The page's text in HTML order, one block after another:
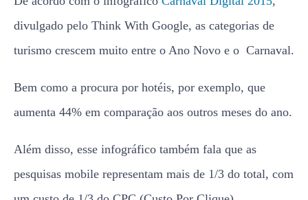
Bem como a procura por hotéis, por exemplo, que
aumenta 44% em comparação aos outros meses do ano.
pesquisas mobile representam mais de 1/3 do total, com
um custo de 1/3 do CPC (Custo Por Clique).
Sem contar que o pessoal também procura bastante por
marchinhas, bloquinhos, desfiles e fantasias.